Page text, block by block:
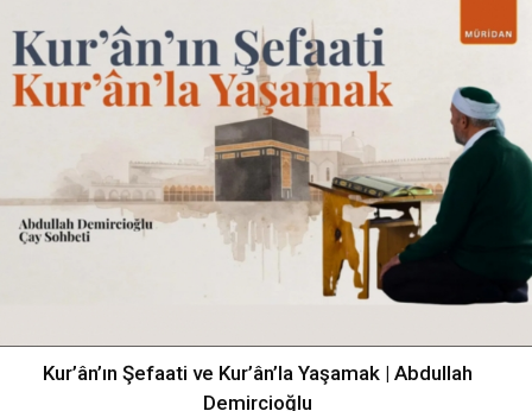
Kur’ân’ın Şefaati ve Kur’ân’la Yaşamak | Abdullah
Demircioğlu